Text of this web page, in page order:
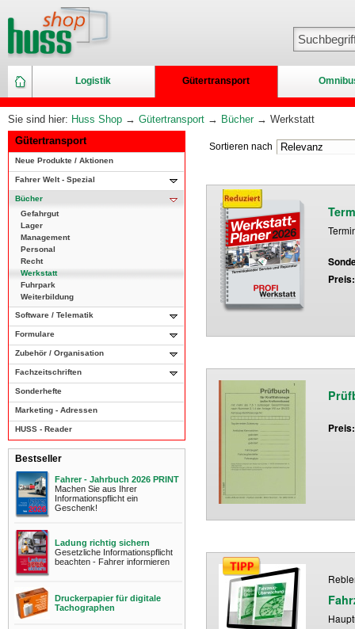
Logistik Gütertransport
Sie sind hier: Huss Shop → Gütertransport → Bücher→ Werkstatt
Gütertransport
Neue Produkte / Aktionen
Fahrer Welt - Spezial
Bücher
Gefahrgut
Lager
Management
Personal
Recht
Werkstatt
Fuhrpark
Weiterbildung
Software / Telematik
Formulare
Zubehör / Organisation
Fachzeitschriften
Sonderhefte
Marketing - Adressen
HUSS - Reader
Bestseller
Fahrer - Jahrbuch 2026 PRINT
Machen Sie aus Ihrer
Informationspflicht ein
Geschenk!
Ladung richtig sichern
Gesetzliche Informationspflicht
beachten - Fahrer informieren
Druckerpapier für digitale
Tachographen
Sortieren nach